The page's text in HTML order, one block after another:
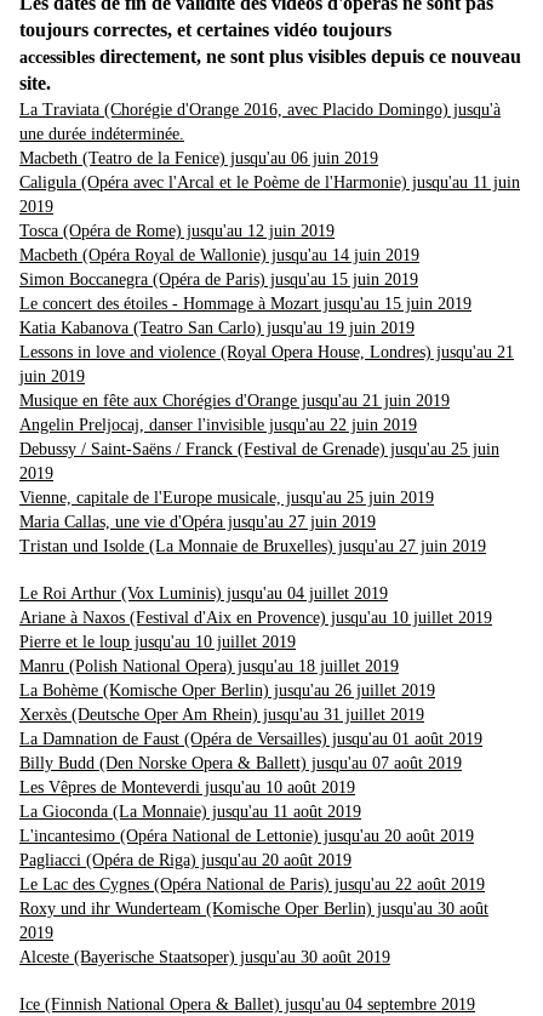
toujours correctes, et certaines vidéo toujours
accessibles directement, ne sont plus visibles depuis ce nouveau
site.
La Traviata (Chorégie d'Orange 2016, avec Placido Domingo) jusqu'à
une durée indéterminée.
Macbeth (Teatro de la Fenice) jusqu'au 06 juin 2019
Caligula (Opéra avec l'Arcal et le Poème de l'Harmonie) jusqu'au 11 juin
2019
Tosca (Opéra de Rome) jusqu'au 12 juin 2019
Macbeth (Opéra Royal de Wallonie) jusqu'au 14 juin 2019
Simon Boccanegra (Opéra de Paris) jusqu'au 15 juin 2019
Le concert des étoiles - Hommage à Mozart jusqu'au 15 juin 2019
Katia Kabanova (Teatro San Carlo) jusqu'au 19 juin 2019
Lessons in love and violence (Royal Opera House, Londres) jusqu'au 21
juin 2019
Musique en fête aux Chorégies d'Orange jusqu'au 21 juin 2019
Angelin Preljocaj, danser l'invisible jusqu'au 22 juin 2019
Debussy / Saint-Saëns / Franck (Festival de Grenade) jusqu'au 25 juin
2019
Vienne, capitale de l'Europe musicale, jusqu'au 25 juin 2019
Maria Callas, une vie d'Opéra jusqu'au 27 juin 2019
Tristan und Isolde (La Monnaie de Bruxelles) jusqu'au 27 juin 2019
Le Roi Arthur (Vox Luminis) jusqu'au 04 juillet 2019
Ariane à Naxos (Festival d'Aix en Provence) jusqu'au 10 juillet 2019
Pierre et le loup jusqu'au 10 juillet 2019
Manru (Polish National Opera) jusqu'au 18 juillet 2019
La Bohème (Komische Oper Berlin) jusqu'au 26 juillet 2019
Xerxès (Deutsche Oper Am Rhein) jusqu'au 31 juillet 2019
La Damnation de Faust (Opéra de Versailles) jusqu'au 01 août 2019
Billy Budd (Den Norske Opera & Ballett) jusqu'au 07 août 2019
Les Vêpres de Monteverdi jusqu'au 10 août 2019
La Gioconda (La Monnaie) jusqu'au 11 août 2019
L'incantesimo (Opéra National de Lettonie) jusqu'au 20 août 2019
Pagliacci (Opéra de Riga) jusqu'au 20 août 2019
Le Lac des Cygnes (Opéra National de Paris) jusqu'au 22 août 2019
Roxy und ihr Wunderteam (Komische Oper Berlin) jusqu'au 30 août
2019
Alceste (Bayerische Staatsoper) jusqu'au 30 août 2019
Ice (Finnish National Opera & Ballet) jusqu'au 04 septembre 2019